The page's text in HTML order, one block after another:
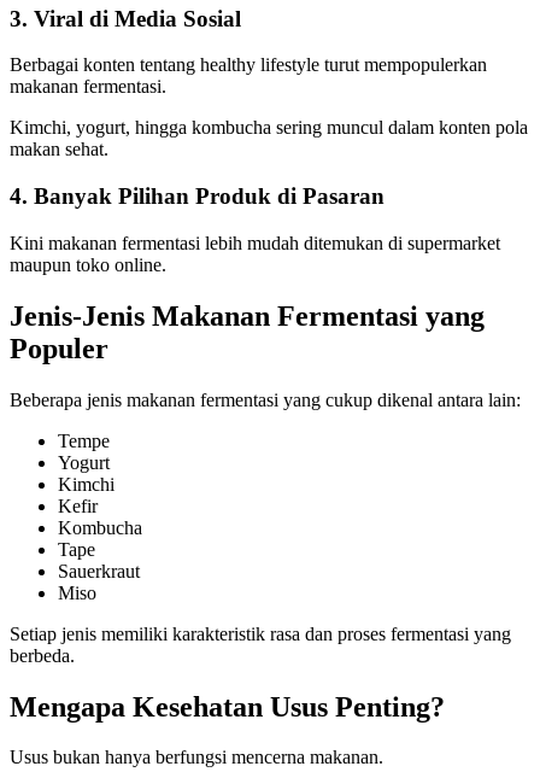
3. Viral di Media Sosial
Berbagai konten tentang healthy lifestyle turut mempopulerkan
makanan fermentasi.
Kimchi, yogurt, hingga kombucha sering muncul dalam konten pola
makan sehat.
4. Banyak Pilihan Produk di Pasaran
Kini makanan fermentasi lebih mudah ditemukan di supermarket
maupun toko online.
Jenis-Jenis Makanan Fermentasi yang
Populer
Beberapa jenis makanan fermentasi yang cukup dikenal antara lain:
Tempe
Yogurt
Kimchi
Kefir
Kombucha
Tape
Sauerkraut
Miso
Setiap jenis memiliki karakteristik rasa dan proses fermentasi yang
berbeda.
Mengapa Kesehatan Usus Penting?
Usus bukan hanya berfungsi mencerna makanan.